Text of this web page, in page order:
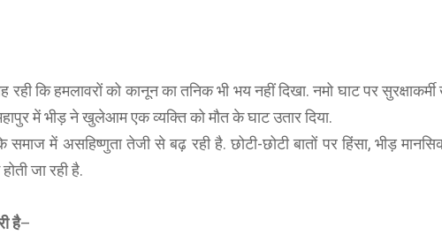
कि हमलावरों को कानून का तनिक भी भय नहीं दिखा. नमो घाट पर
में भीड़ ने खुलेआम एक व्यक्ति को मौत के घाट उतार दिया.
में असहिष्णुता तेजी से बढ़ रही है. छोटी-छोटी बातों पर हिंसा, भीड़
जा रही है.
है–